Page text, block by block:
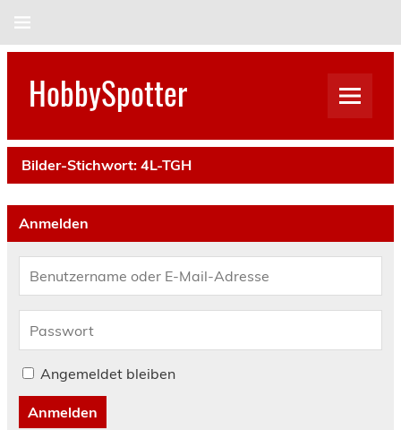
HobbySpotter
Bilder-Stichwort: 4L-TGH
Anmelden
Angemeldet bleiben
Anmelden